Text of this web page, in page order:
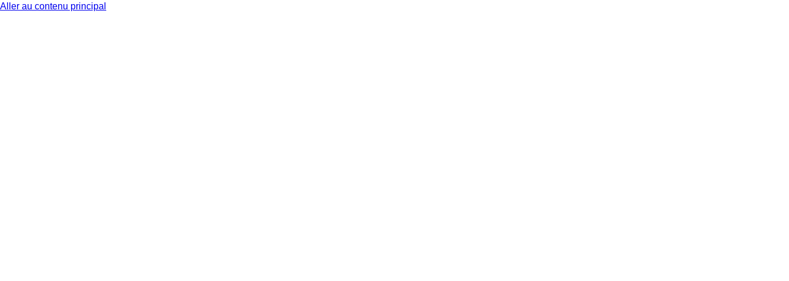
Aller au contenu principal